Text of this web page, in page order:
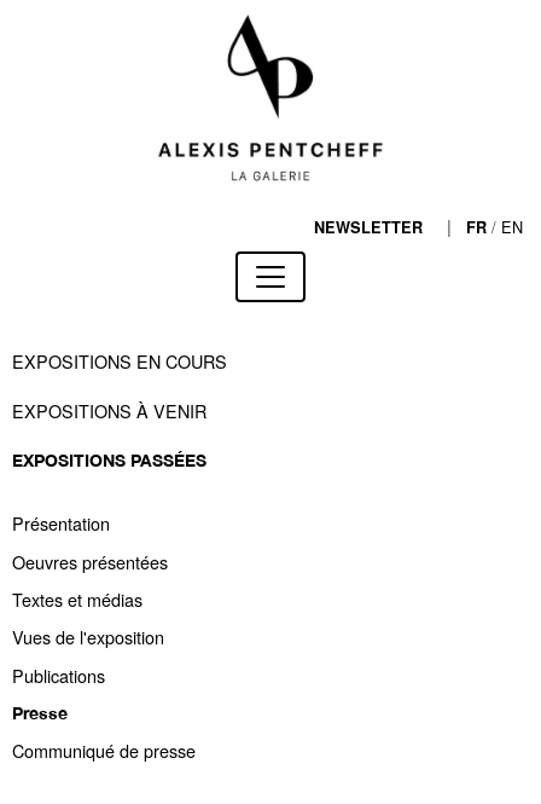
NEWSLETTER | FR / EN
EXPOSITIONS EN COURS
EXPOSITIONS À VENIR
EXPOSITIONS PASSÉES
Présentation
Oeuvres présentées
Textes et médias
Vues de l'exposition
Publications
Presse
Communiqué de presse